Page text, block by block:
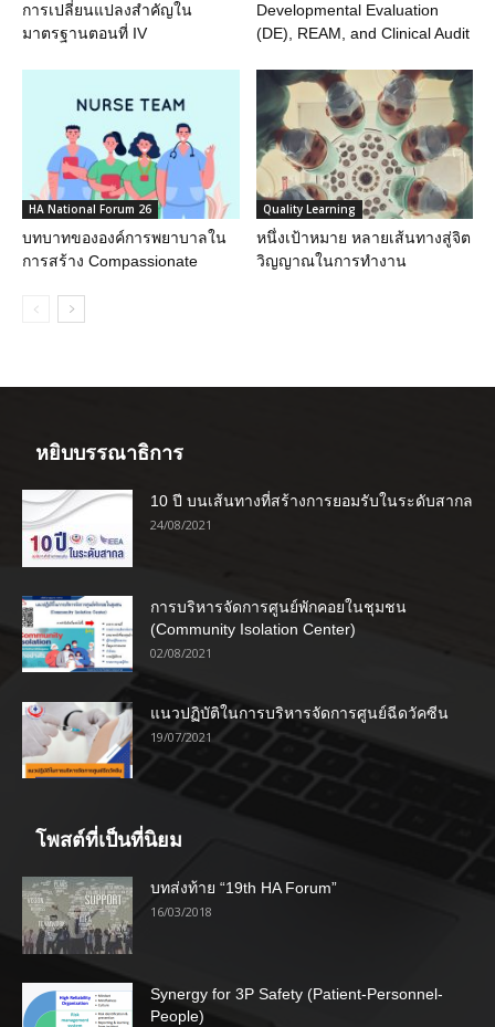
การเปลี่ยนแปลงสำคัญใน
มาตรฐานตอนที่ IV
Developmental Evaluation
(DE), REAM, and Clinical Audit
HA National Forum 26
บทบาทขององค์การพยาบาลใน
การสร้าง Compassionate
Quality Learning
หนึ่งเป้าหมาย หลายเส้นทางสู่จิต
วิญญาณในการทำงาน
หยิบบรรณาธิการ
10 ปี บนเส้นทางที่สร้างการยอมรับในระดับสากล
24/08/2021
การบริหารจัดการศูนย์พักคอยในชุมชน
(Community Isolation Center)
02/08/2021
แนวปฏิบัติในการบริหารจัดการศูนย์ฉีดวัคซีน
19/07/2021
โพสต์ที่เป็นที่นิยม
บทส่งท้าย “19th HA Forum”
16/03/2018
Synergy for 3P Safety (Patient-Personnel-
People)